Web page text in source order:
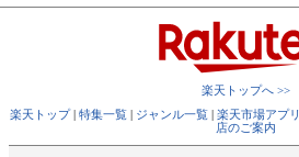
楽天トップへ >>
楽天トップ| 特集一覧 | ジャンル一覧 | 楽天市場アプリ
店のご案内